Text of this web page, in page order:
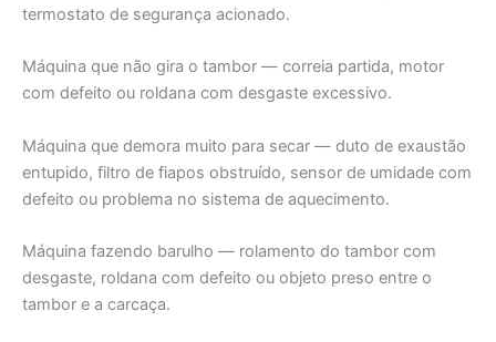
termostato de segurança acionado.
Máquina que não gira o tambor — correia partida, motor
com defeito ou roldana com desgaste excessivo.
Máquina que demora muito para secar — duto de exaustão
entupido, filtro de fiapos obstruído, sensor de umidade com
defeito ou problema no sistema de aquecimento.
Máquina fazendo barulho — rolamento do tambor com
desgaste, roldana com defeito ou objeto preso entre o
tambor e a carcaça.